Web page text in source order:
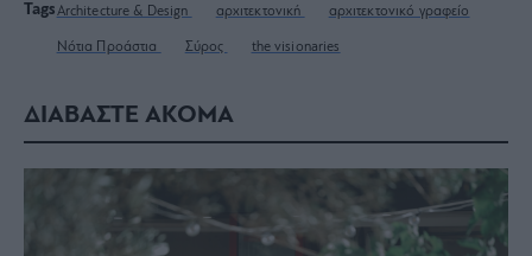
TagsArchitecture & Design αρχιτεκτονική αρχιτεκτονικό γραφείο
Νότια Προάστια Σύρος the visionaries
ΔΙΑΒΑΣΤΕ ΑΚΟΜΑ